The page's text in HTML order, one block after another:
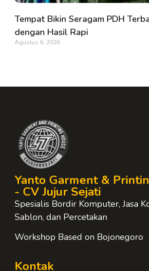
Tempat Bikin Seragam PDH
dengan Hasil Rapi
Agustus 6, 2026
Yanto Garment &
- CV Jujur Sejati
Spesialis Bordir Komputer, Jasa
Sablon, dan Percetakan
Workshop Based on Bojonegoro
Kontak